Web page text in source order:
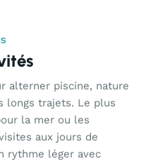
alterner piscine, nature
longs trajets. Le plus
la mer ou les
aux jours de
rythme léger avec